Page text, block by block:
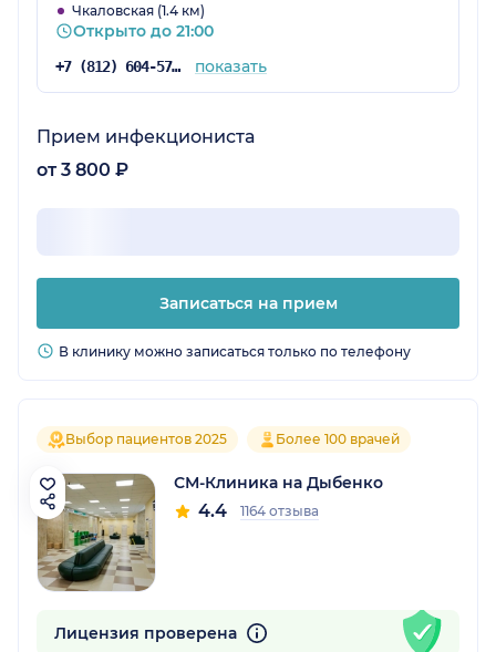
прошёл отлично: врач не просто бегло
осмотрел, а действительно вник в ситуацию,
задал уточняющие вопросы, учёл
аргументированы, ничего не осталось
непонятным. Отдельно отмечу, что в клинике
Чкаловская (1.4 км)
Открыто до 21:00
+7 (812) 604-57-48 показать
Прием инфекциониста
от 3 800 ₽
Записаться на прием
В клинику можно записаться только по телефону
Выбор пациентов 2025 Более 100 врачей
СМ-Клиника на Дыбенко
4.4 1164 отзыва
Лицензия проверена